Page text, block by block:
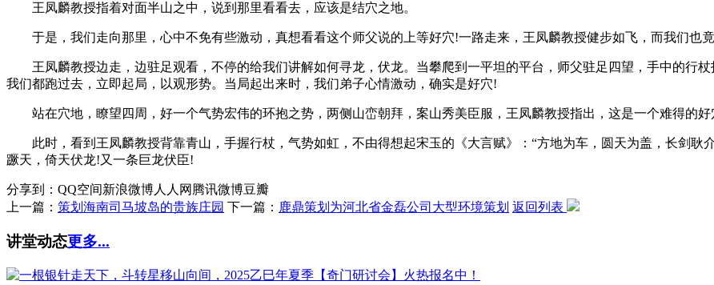
王凤麟教授指着对面半山之中，说到那里看看去，应该是结穴之地。
于是，我们走向那里，心中不免有些激动，真想看看这个师父说的上等好穴!一路走来，王凤麟教授健步如飞，而我们也竟
王凤麟教授边走，边驻足观看，不停的给我们讲解如何寻龙，伏龙。当攀爬到一平坦的平台，师父驻足四望，手中的行杖
我们都跑过去，立即起局，以观形势。当局起出来时，我们弟子心情激动，确实是好穴!
站在穴地，瞭望四周，好一个气势宏伟的环抱之势，两侧山峦朝拜，案山秀美臣服，王凤麟教授指出，这是一个难得的好
此时，看到王凤麟教授背靠青山，手握行杖，气势如虹，不由得想起宋玉的《大言赋》：“方地为车，圆天为盖，长剑耿
蹶天，倚天伏龙!又一条巨龙伏臣!
分享到： QQ空间新浪微博人人网 腾讯微博豆瓣
上一篇： 策划海南司马坡岛的贵族庄园 下一篇： 鹿鼎策划为河北省金磊公司大型环境策划 返回列表
讲堂动态更多...